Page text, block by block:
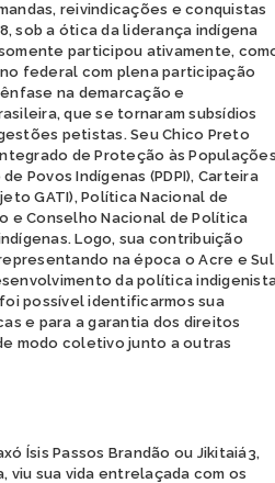
reivindicações e conquistas
sob a ótica da liderança indígena
participou ativamente,
federal com plena participação
na demarcação e
que se tornaram subsídios
petistas. Seu Chico Preto
de Proteção às Populações
Povos Indígenas (PDPI), Carteira
GATI), Política Nacional de
e Conselho Nacional de Política
Logo, sua contribuição
na época o Acre e Sul
da política
possível identificarmos sua
e para a garantia dos direitos
modo coletivo junto a outras
Ísis Passos Brandão ou Jikitaiá3,
viu sua vida entrelaçada com os